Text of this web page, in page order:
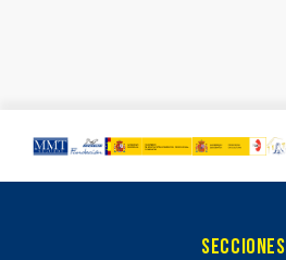
Secciones